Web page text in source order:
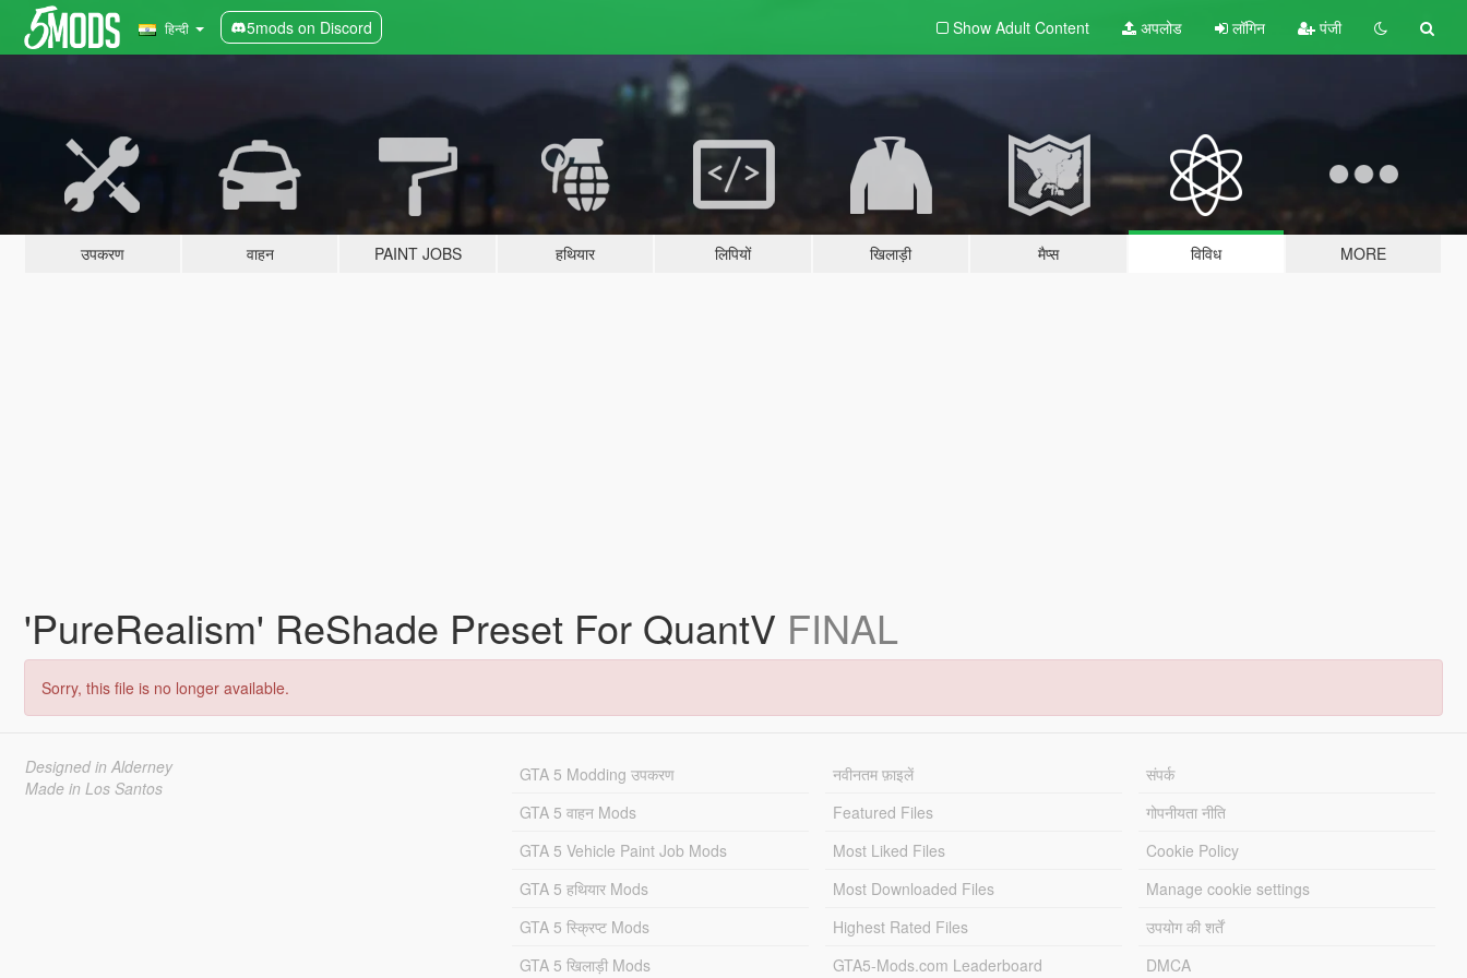
हिन्दी 5mods on Discord Show Adult Content अपलोड लॉगिन पंजी
उपकरण वाहन PAINT JOBS हथियार लिपियों खिलाड़ी मैप्स विविध MORE
'PureRealism' ReShade Preset For QuantV FINAL
Sorry, this file is no longer available.
Designed in Alderney
Made in Los Santos
GTA 5 Modding उपकरण
GTA 5 वाहन Mods
GTA 5 Vehicle Paint Job Mods
GTA 5 हथियार Mods
GTA 5 स्क्रिप्ट Mods
GTA 5 खिलाड़ी Mods
नवीनतम फ़ाइलें
Featured Files
Most Liked Files
Most Downloaded Files
Highest Rated Files
GTA5-Mods.com Leaderboard
संपर्क
गोपनीयता नीति
Cookie Policy
Manage cookie settings
उपयोग की शर्तें
DMCA